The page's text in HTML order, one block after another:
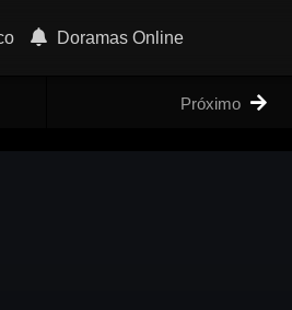
Doramas Online
Próximo